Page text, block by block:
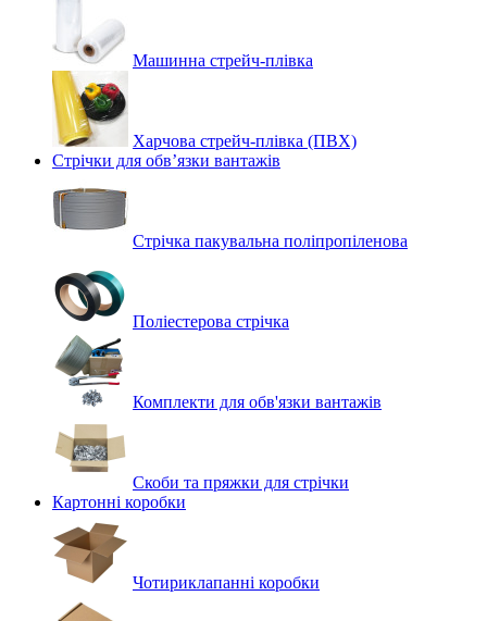
Машинна стрейч‑плівка
Харчова стрейч-плівка (ПВХ)
Стрічки для обв’язки вантажів
Стрічка пакувальна поліпропіленова
Поліестерова стрічка
Комплекти для обв'язки вантажів
Скоби та пряжки для стрічки
Картонні коробки
Чотириклапанні коробки